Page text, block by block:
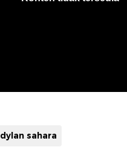
dylan sahara